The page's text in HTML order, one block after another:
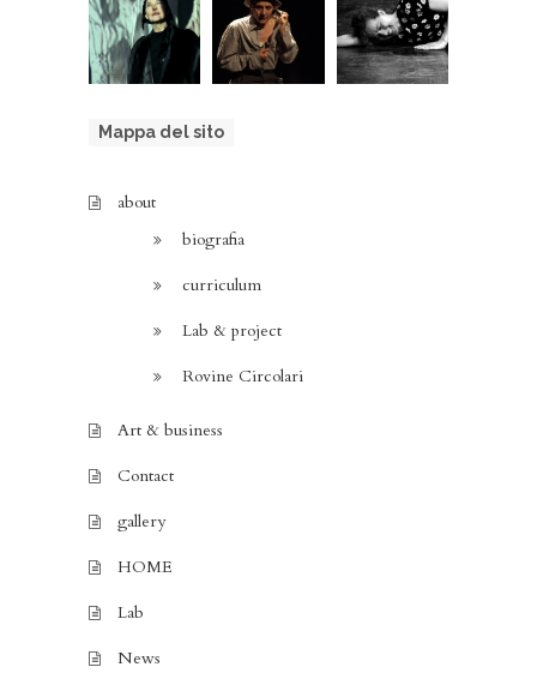
Mappa del sito
about
biografia
curriculum
Lab & project
Rovine Circolari
Art & business
Contact
gallery
HOME
Lab
News